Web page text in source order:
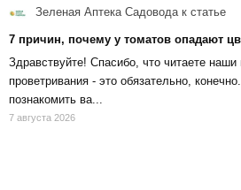
Зеленая Аптека Садоводак статье
7 причин, почему у томатов опадают
Здравствуйте! Спасибо, что читаете
проветривания - это обязательно,
познакомить ва...
7 августа 2026